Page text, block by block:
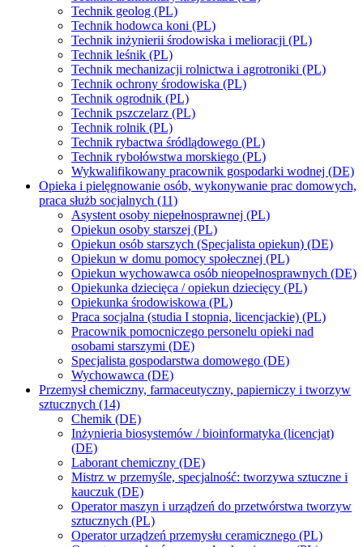
Technik geolog (PL)
Technik hodowca koni (PL)
Technik inżynierii środowiska i melioracji (PL)
Technik leśnik (PL)
Technik mechanizacji rolnictwa i agrotroniki (PL)
Technik ochrony środowiska (PL)
Technik ogrodnik (PL)
Technik pszczelarz (PL)
Technik rolnik (PL)
Technik rybactwa śródlądowego (PL)
Technik rybołówstwa morskiego (PL)
Wykwalifikowany pracownik gospodarki wodnej (DE)
Opieka i pielęgnowanie osób, wykonywanie prac domowych,
praca służb socjalnych (11)
Asystent osoby niepełnosprawnej (PL)
Opiekun osoby starszej (PL)
Opiekun osób starszych (Specjalista opiekun) (DE)
Opiekun w domu pomocy społecznej (PL)
Opiekun wychowawca osób nieopełnosprawnych (DE)
Opiekunka dziecięca / opiekun dziecięcy (PL)
Opiekunka środowiskowa (PL)
Praca socjalna (studia I stopnia, licencjackie) (PL)
Pracownik pomocniczego personelu opieki nad
osobami starszymi (DE)
Specjalista gospodarstwa domowego (DE)
Wychowawca (DE)
Przemysł chemiczny, farmaceutyczny, papierniczy i tworzyw
sztucznych (14)
Chemik (DE)
Inżynieria biosystemów / bioinformatyka (licencjat)
(DE)
Laborant chemiczny (DE)
Mistrz w przemyśle, specjalność: tworzywa sztuczne i
kauczuk (DE)
Operator maszyn i urządzeń do przetwórstwa tworzyw
sztucznych (PL)
Operator urządzeń przemysłu ceramicznego (PL)